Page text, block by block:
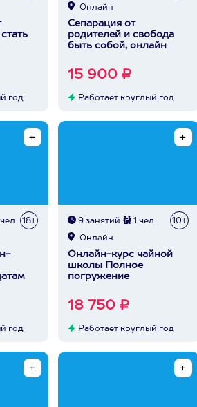
год
Онлайн
Сепарация от
родителей и свобода
быть собой, онлайн
15 900 ₽
Работает круглый год
18+
год
9 занятий 1 чел 10+
Онлайн
Онлайн-курс чайной
школы Полное
погружение
18 750 ₽
Работает круглый год